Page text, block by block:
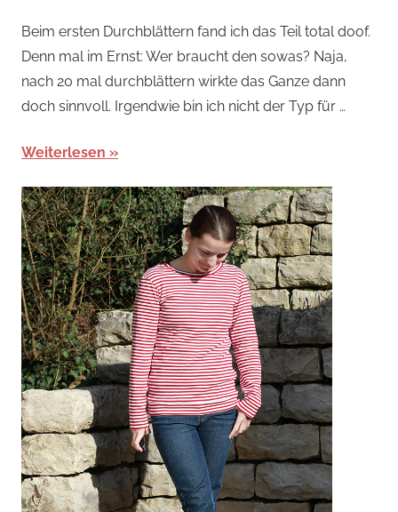
Beim ersten Durchblättern fand ich das Teil total doof.
Denn mal im Ernst: Wer braucht den sowas? Naja,
nach 20 mal durchblättern wirkte das Ganze dann
doch sinnvoll. Irgendwie bin ich nicht der Typ für …
Weiterlesen